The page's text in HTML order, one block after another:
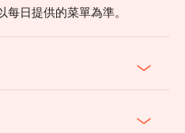
日提供的菜單為準。